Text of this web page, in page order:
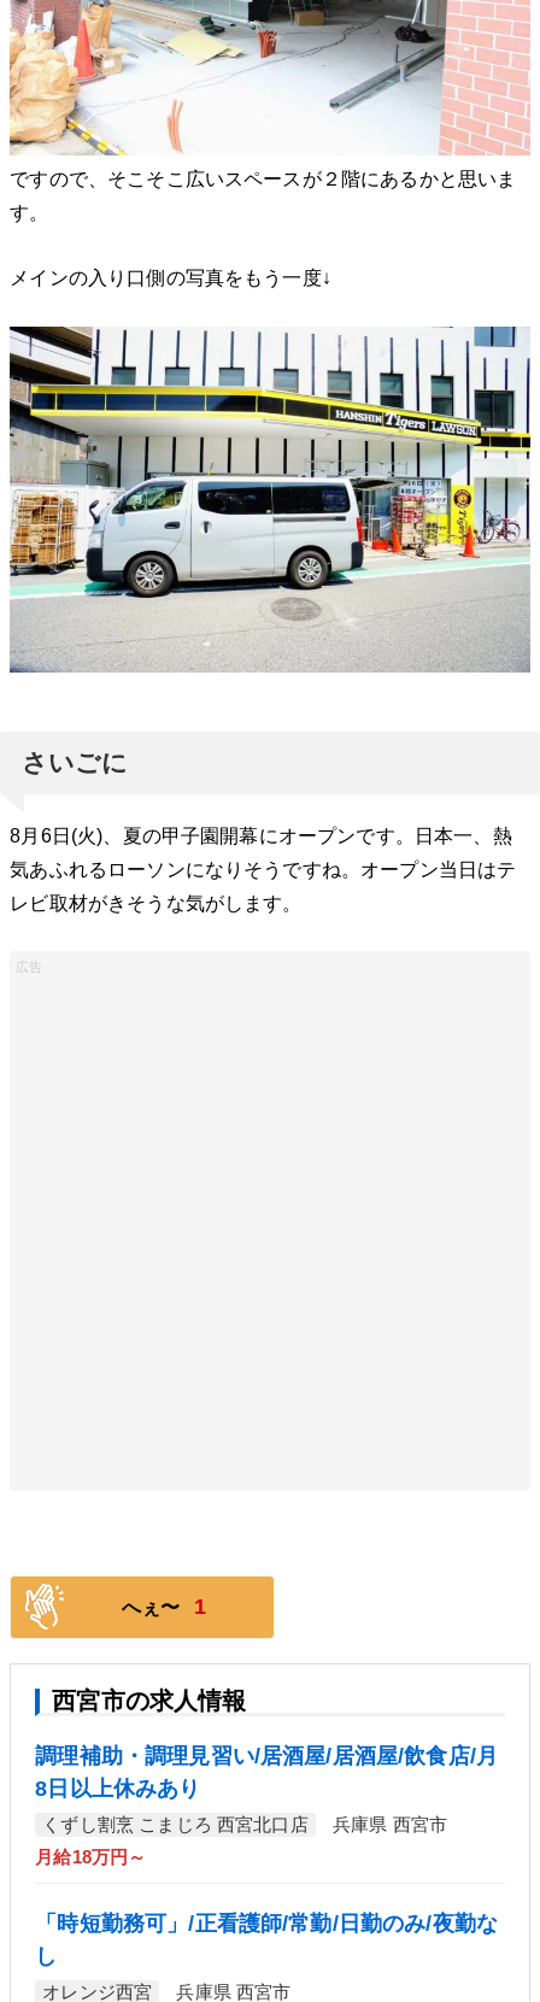
ですので、そこそこ広いスペースが２階にあるかと思いま
す。
メインの入り口側の写真をもう一度↓
さいごに
8月6日(火)、夏の甲子園開幕にオープンです。日本一、熱
気あふれるローソンになりそうですね。オープン当日はテ
レビ取材がきそうな気がします。
へぇ〜 1
西宮市の求人情報
調理補助・調理見習い/居酒屋/居酒屋/飲食店/月
8日以上休みあり
くずし割烹 こまじろ 西宮北口店
兵庫県 西宮市
月給18万円～
「時短勤務可」/正看護師/常勤/日勤のみ/夜勤な
し
オレンジ西宮 兵庫県 西宮市